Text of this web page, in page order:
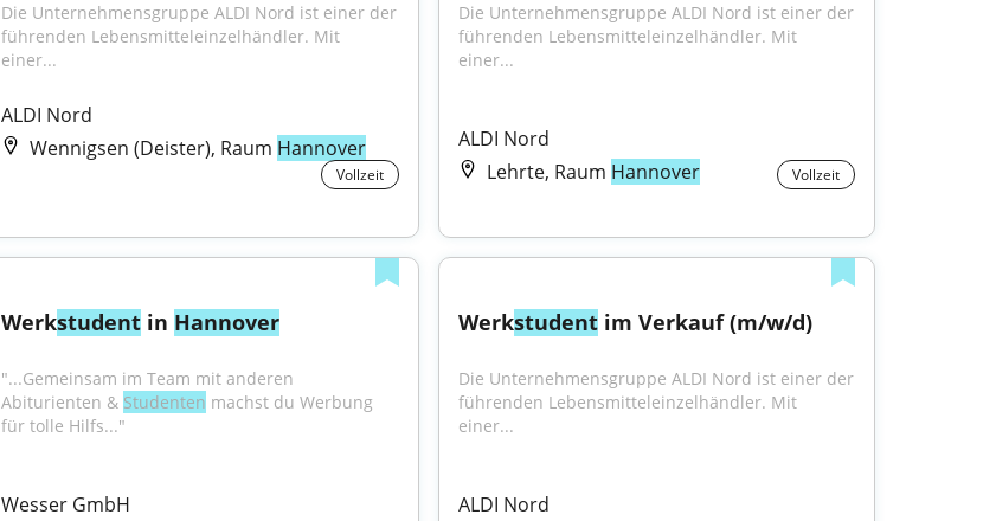
Die Unternehmensgruppe ALDI Nord ist einer der
führenden Lebensmitteleinzelhändler. Mit
einer...
ALDI Nord
Wennigsen (Deister), Raum Hannover
Vollzeit
Die Unternehmensgruppe ALDI Nord ist einer der
führenden Lebensmitteleinzelhändler. Mit
einer...
ALDI Nord
Lehrte, Raum Hannover Vollzeit
Werkstudent in Hannover
"...Gemeinsam im Team mit anderen
Abiturienten & Studenten machst du Werbung
für tolle Hilfs..."
Wesser GmbH
Werkstudent im Verkauf (m/w/d)
Die Unternehmensgruppe ALDI Nord ist einer der
führenden Lebensmitteleinzelhändler. Mit
einer...
ALDI Nord